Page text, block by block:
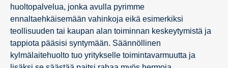
huoltopalvelua, jonka avulla pyrimme
ennaltaehkäisemään vahinkoja eikä esimerkiksi
teollisuuden tai kaupan alan toiminnan keskeytymistä ja
tappiota pääsisi syntymään. Säännöllinen
kylmälaitehuolto tuo yritykselle toimintavarmuutta ja